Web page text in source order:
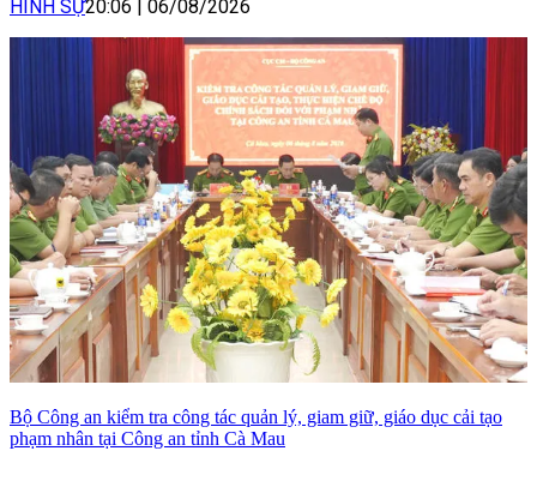
HÌNH SỰ20:06 06/08/2026
Bộ Công an kiểm tra công tác quản lý, giam giữ, giáo dục cải tạo
phạm nhân tại Công an tỉnh Cà Mau